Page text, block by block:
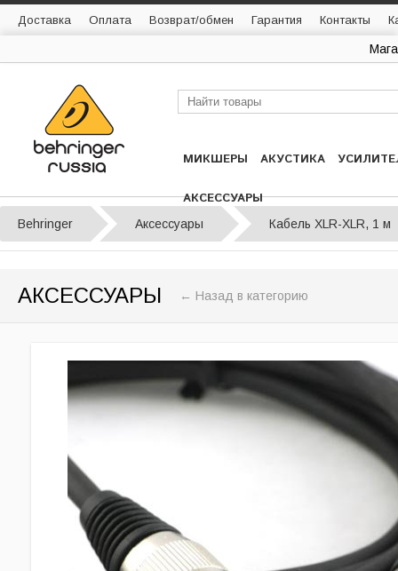
Доставка Оплата Возврат/обмен Гарантия Контакты
МИКШЕРЫ АКУСТИКА
АКСЕССУАРЫ
Behringer Аксессуары Кабель XLR-XLR, 1 м
АКСЕССУАРЫ ← Назад в категорию